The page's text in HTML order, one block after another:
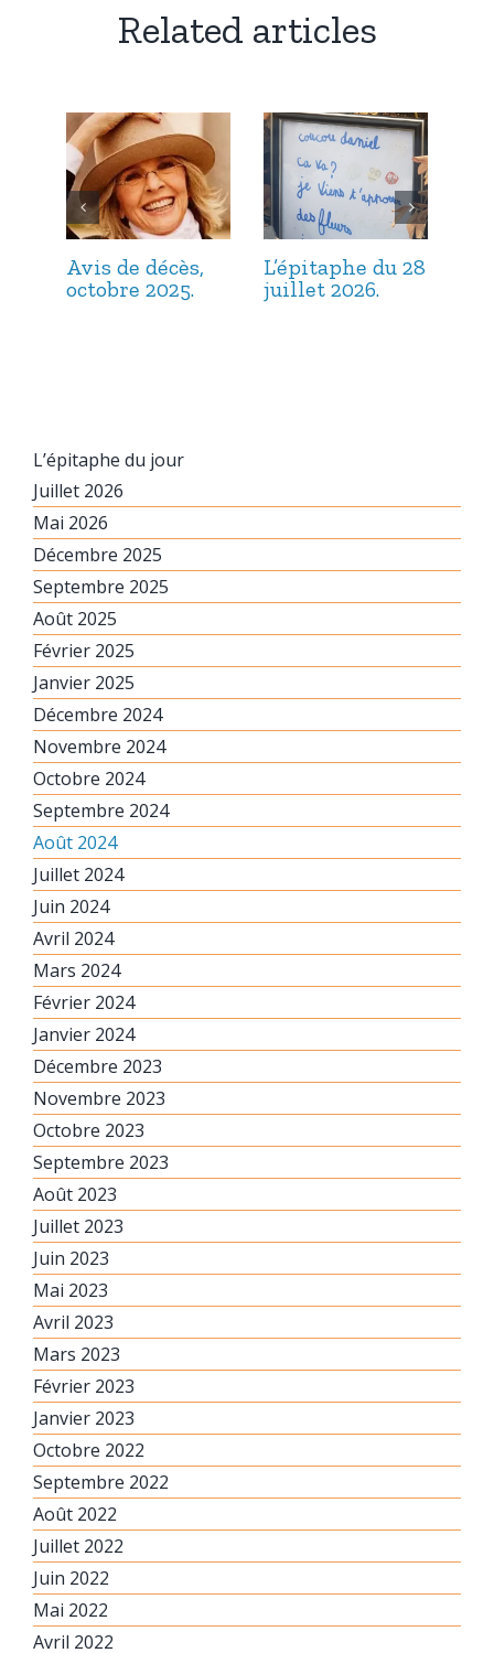
Related articles
Avis de décès,
octobre 2025.
L’épitaphe du 28
juillet 2026.
L’épitaphe du jour
Juillet 2026
Mai 2026
Décembre 2025
Septembre 2025
Août 2025
Février 2025
Janvier 2025
Décembre 2024
Novembre 2024
Octobre 2024
Septembre 2024
Août 2024
Juillet 2024
Juin 2024
Avril 2024
Mars 2024
Février 2024
Janvier 2024
Décembre 2023
Novembre 2023
Octobre 2023
Septembre 2023
Août 2023
Juillet 2023
Juin 2023
Mai 2023
Avril 2023
Mars 2023
Février 2023
Janvier 2023
Octobre 2022
Septembre 2022
Août 2022
Juillet 2022
Juin 2022
Mai 2022
Avril 2022